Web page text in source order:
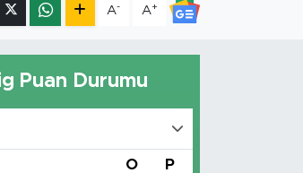
A- A+
Puan Durumu
O P